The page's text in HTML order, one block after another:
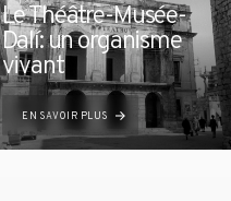
Le Théâtre-Musée-
Dalí: un organisme
vivant
EN SAVOIR PLUS